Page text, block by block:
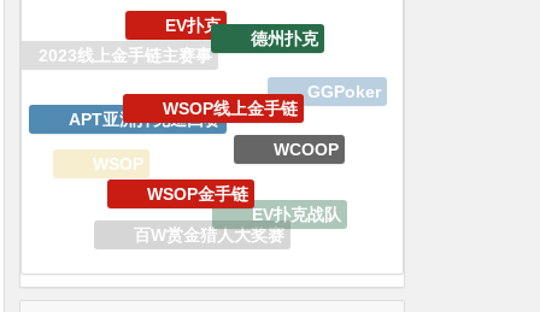
WSOP天堂岛
WSOP金手链明星趴
WSOP
APT亚洲扑克巡回赛
WSOP线上金手链
EV扑克战队
百W赏金猎人大奖赛
WSOP金手链